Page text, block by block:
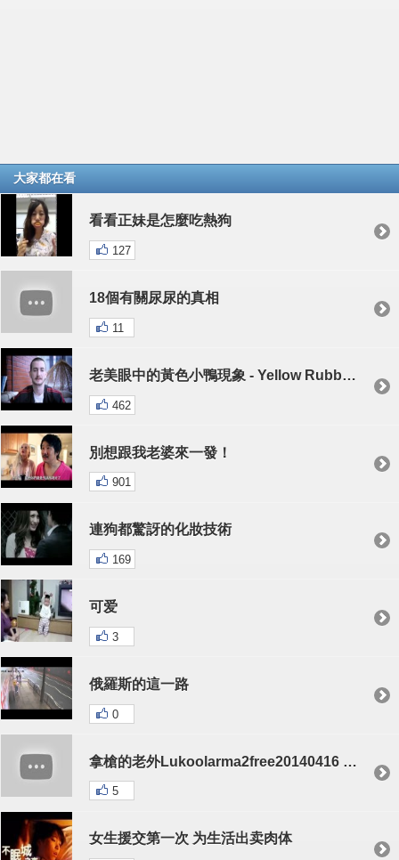
大家都在看
看看正妹是怎麼吃熱狗
127
18個有關尿尿的真相
11
老美眼中的黃色小鴨現象 - Yellow Rubber Duck Mania
462
別想跟我老婆來一發！
901
連狗都驚訝的化妝技術
169
可爱
3
俄羅斯的這一路
0
拿槍的老外Lukoolarma2free20140416 15 20 48
5
女生援交第一次 为生活出卖肉体